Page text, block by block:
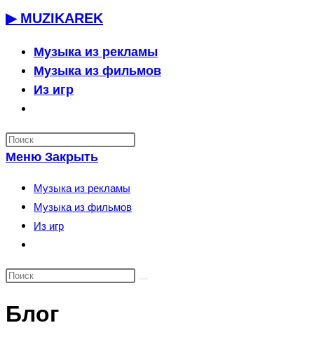
Перейти
содержимому
▶ MUZIKAREK
Музыка из рекламы
Музыка из фильмов
Из игр
по
веб-
сайту
Меню Закрыть
Музыка из рекламы
Музыка из фильмов
Из игр
по
сайту
Блог